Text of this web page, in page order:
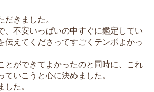
きました。
、不安いっぱいの中すぐに鑑定してい
伝えてくださってすごくテンポよかっ
とができてよかったのと同時に、これ
いこうと心に決めました。
た。